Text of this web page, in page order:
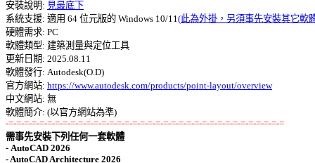
安裝說明: 見最底下
系統支援: 適用 64 位元版的 Windows 10/11 (此為外掛，另須事先安裝其它軟
硬體需求: PC
軟體類型: 建築測量與定位工具
更新日期: 2025.08.11
軟體發行: Autodesk(O.D)
官方網站: https://www.autodesk.com/products/point-layout/overview
中文網站: 無
-=-=-=-=-=-=-=-=-=-=-=-=-=-=-=-=-=-=-=-=-=-=-=-=-=-=-=-=-=-=-=-=-=-=-=-=
需事先安裝下列任何一套軟體
- AutoCAD 2026
- AutoCAD Architecture 2026